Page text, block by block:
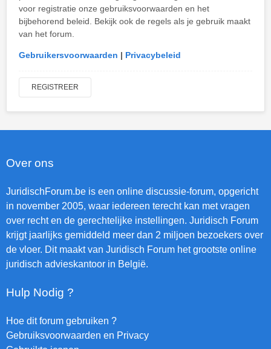
voor registratie onze gebruiksvoorwaarden en het
bijbehorend beleid. Bekijk ook de regels als je gebruik maakt
van het forum.
Gebruikersvoorwaarden | Privacybeleid
REGISTREER
Over ons
JuridischForum.be is een online discussie-forum, opgericht
in november 2005, waar iedereen terecht kan met vragen
over recht en de gerechtelijke instellingen. Juridisch Forum
krijgt jaarlijks gemiddeld meer dan 2 miljoen bezoekers over
de vloer. Dit maakt van Juridisch Forum het grootste online
juridisch advieskantoor in België.
Hulp Nodig ?
Hoe dit forum gebruiken ?
Gebruiksvoorwaarden en Privacy